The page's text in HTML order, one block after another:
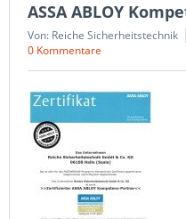
ASSA ABLOY
Von: Reiche Sicherheitstechnik
0 Kommentare